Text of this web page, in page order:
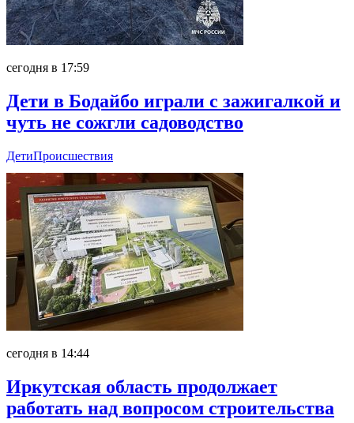
сегодня в 17:59
Дети в Бодайбо играли с зажигалкой и
чуть не сожгли садоводство
ДетиПроисшествия
сегодня в 14:44
Иркутская область продолжает
работать над вопросом строительства